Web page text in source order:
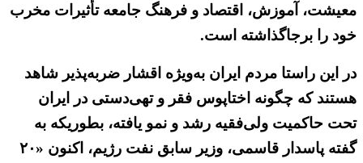
معیشت، آموزش، اقتصاد و فرهنگ جامعه تأثیرات مخرب
خود را برجاگذاشته است.
در این راستا مردم ایران به‌ویژه اقشار ضربه‌پذیر شاهد
هستند که چگونه اختاپوس فقر و تهی‌دستی در ایران
تحت حاکمیت ولی‌فقیه رشد و نمو یافته، بطوریکه به
گفته پاسدار قاسمی، وزیر سابق نفت رژیم، اکنون «۲۰